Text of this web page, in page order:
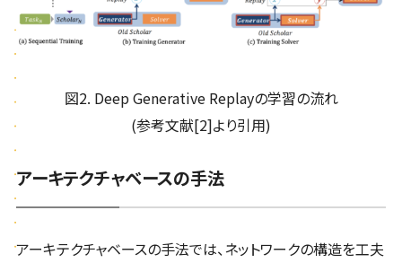
図2. Deep Generative Replayの学習の流れ
(参考文献[2]より引用)
アーキテクチャベースの手法
アーキテクチャベースの手法では、ネットワークの構造を工夫